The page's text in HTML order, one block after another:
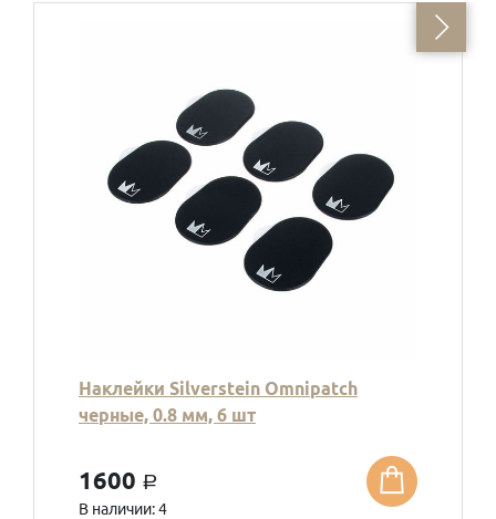
Наклейки Silverstein Omnipatch
черные, 0.8 мм, 6 шт
1600 a
В наличии: 4